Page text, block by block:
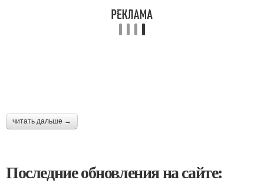
читать дальше →
Последние обновления на сайте: